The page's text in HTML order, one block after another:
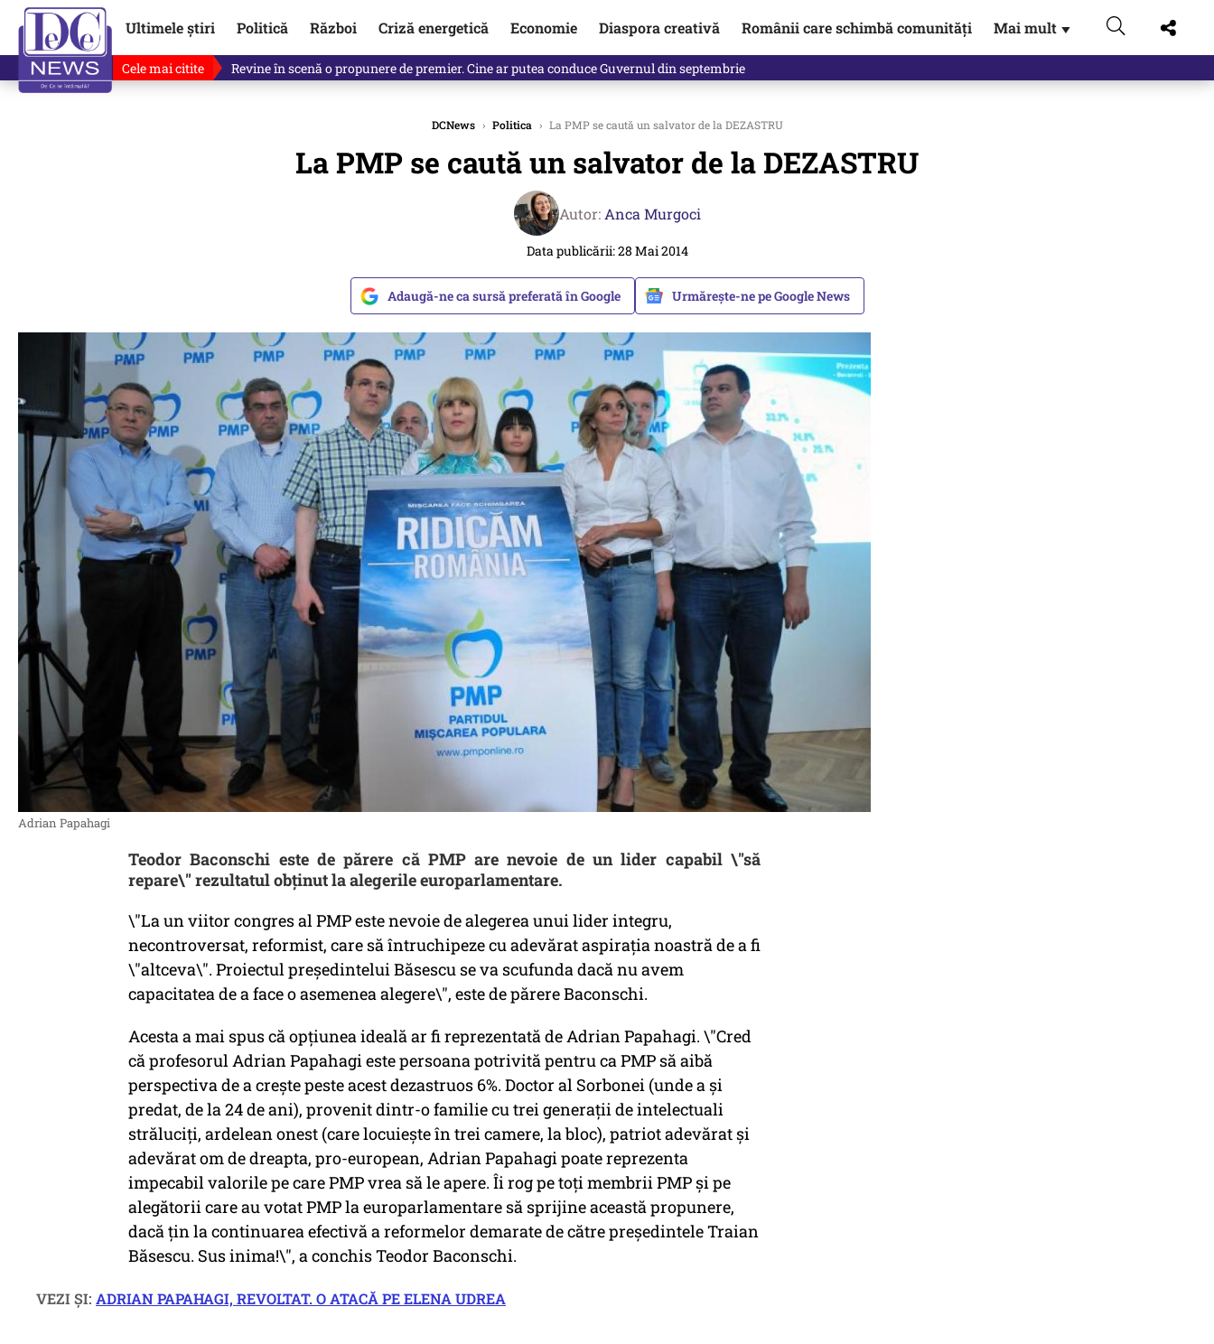
Ultimele știri Politică Război Criză energetică Economie Diaspora creativă Românii care schimbă comunități Mai mult ▼
Cele mai citite Drona explodată în Bulgaria, identificată. Ambasadoarea Ucrainei a fost convocată la Ministerul de Externe.…
DCNews › Politica › La PMP se caută un salvator de la DEZASTRU
La PMP se caută un salvator de la DEZASTRU
Autor: Anca Murgoci
Data publicării: 28 Mai 2014
Adaugă-ne ca sursă preferată în Google Urmărește-ne pe Google News
Adrian Papahagi
Teodor Baconschi este de părere că PMP are nevoie de un lider capabil \"să
repare\" rezultatul obținut la alegerile europarlamentare.
\"La un viitor congres al PMP este nevoie de alegerea unui lider integru,
necontroversat, reformist, care să întruchipeze cu adevărat aspirația noastră de a fi
\"altceva\". Proiectul președintelui Băsescu se va scufunda dacă nu avem
capacitatea de a face o asemenea alegere\", este de părere Baconschi.
Acesta a mai spus că opțiunea ideală ar fi reprezentată de Adrian Papahagi. \"Cred
că profesorul Adrian Papahagi este persoana potrivită pentru ca PMP să aibă
perspectiva de a crește peste acest dezastruos 6%. Doctor al Sorbonei (unde a și
predat, de la 24 de ani), provenit dintr-o familie cu trei generații de intelectuali
străluciți, ardelean onest (care locuiește în trei camere, la bloc), patriot adevărat și
adevărat om de dreapta, pro-european, Adrian Papahagi poate reprezenta
impecabil valorile pe care PMP vrea să le apere. Îi rog pe toți membrii PMP și pe
alegătorii care au votat PMP la europarlamentare să sprijine această propunere,
dacă țin la continuarea efectivă a reformelor demarate de către președintele Traian
Băsescu. Sus inima!\", a conchis Teodor Baconschi.
VEZI ȘI: ADRIAN PAPAHAGI, REVOLTAT. O ATACĂ PE ELENA UDREA